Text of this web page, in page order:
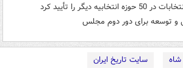
دیگر را تأیید کرد
و توسعه برای دور دوم مجلس
سایت تاریخ ایران